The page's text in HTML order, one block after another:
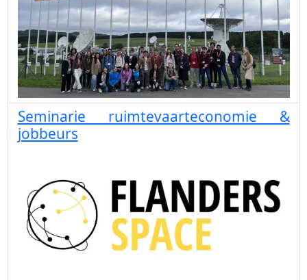
Seminarie ruimtevaarteconomie &
jobbeurs